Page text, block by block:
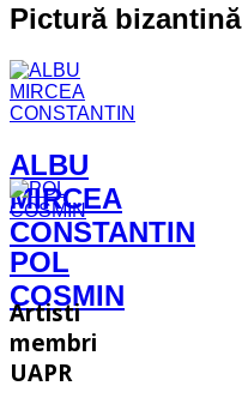
Pictură bizantină
ALBU
MIRCEA
CONSTANTIN
POL
COSMIN
Artisti
membri
UAPR